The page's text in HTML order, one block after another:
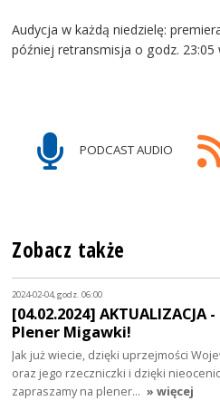
Audycja w każdą niedzielę:
później retransmisja o godz. 23:05
PODCAST AUDIO
Zobacz także
2024-02-04, godz. 06:00
[04.02.2024] AKTUALIZACJA
Plener Migawki!
Jak już wiecie, dzięki uprzejmości
oraz jego rzeczniczki i dzięki
zapraszamy na plener… » więcej